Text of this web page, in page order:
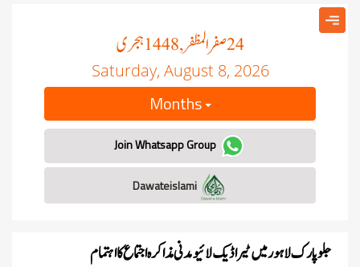
24صفر المظفر, 1448 ہجری
Saturday, August 8, 2026
Months
Join Whatsapp Group
جلو پارک لاہور میں ٹیراڈیک لائیو مدنی مذاکرہ اجتماع کا اہتمام